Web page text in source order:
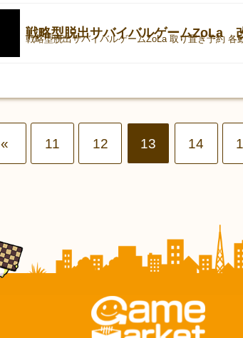
戦略型脱出サバイバルゲームZoLa
« 11 12 13 14